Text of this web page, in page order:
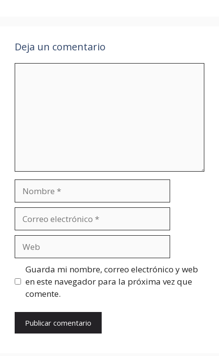
Deja un comentario
electrónico
Guarda mi nombre, correo electrónico y web
en este navegador para la próxima vez que
comente.